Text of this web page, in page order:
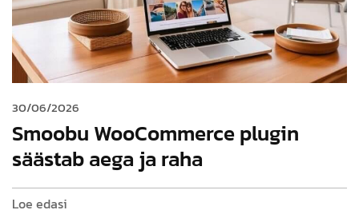
30/06/2026
Smoobu WooCommerce plugin
säästab aega ja raha
Loe edasi